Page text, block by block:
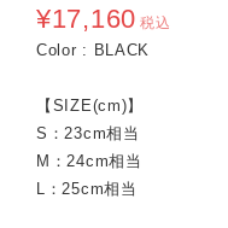
¥17,160 税込
Color : BLACK
【SIZE(cm)】
S：23cm相当
M：24cm相当
L：25cm相当